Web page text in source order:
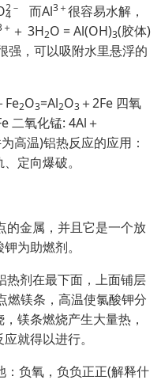
4
2－ 而Al3＋很容易水解，
＋ 3H2O = Al(OH)3(胶体)
强，可以吸附水里悬浮的
Fe2O3=Al2O3 ＋2Fe 四氧
二氧化锰: 4Al＋
高温)铝热反应的应用：
定向爆破。
的金属，并且它是一个放
为助燃剂。
热剂在最下面，上面铺层
燃镁条，高温使氯酸钾分
镁条燃烧产生大量热，
就得以进行。
：负氧，负负正正(解释什